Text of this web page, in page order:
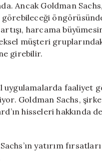
Ancak Goldman
artışı, harcama
müşteri
girebilir.
uygulamalarda faaliyet
Goldman Sachs,
hisseleri hakkında
yatırım